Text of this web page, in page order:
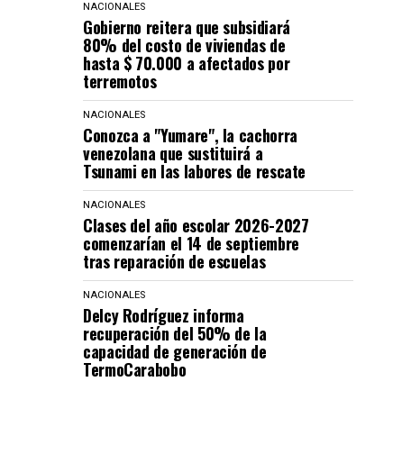
NACIONALES
Gobierno reitera que subsidiará
80% del costo de viviendas de
hasta $ 70.000 a afectados por
terremotos
NACIONALES
Conozca a "Yumare", la cachorra
venezolana que sustituirá a
Tsunami en las labores de rescate
NACIONALES
Clases del año escolar 2026-2027
comenzarían el 14 de septiembre
tras reparación de escuelas
NACIONALES
Delcy Rodríguez informa
recuperación del 50% de la
capacidad de generación de
TermoCarabobo